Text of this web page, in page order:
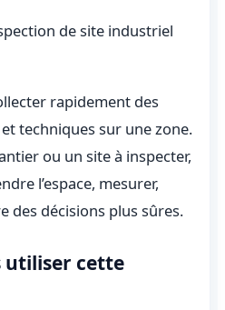
de site industriel
rapidement des
techniques sur une zone.
ou un site à inspecter,
l’espace, mesurer,
des décisions plus sûres.
utiliser cette